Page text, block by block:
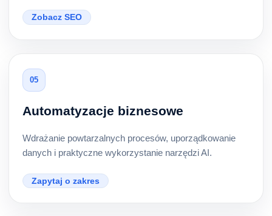
Zobacz SEO
05
Automatyzacje biznesowe
Wdrażanie powtarzalnych procesów, uporządkowanie
danych i praktyczne wykorzystanie narzędzi AI.
Zapytaj o zakres